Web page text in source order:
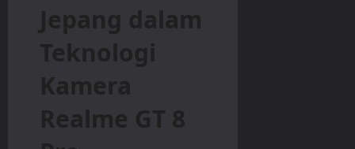
Jepang dalam
Teknologi
Kamera
Realme GT 8